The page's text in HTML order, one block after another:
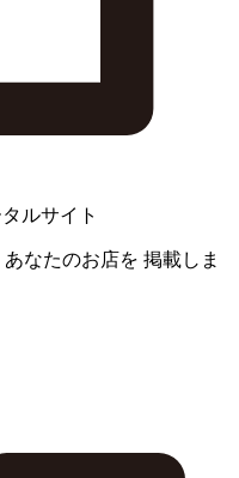
ルサイト
あなたのお店を 掲載しま